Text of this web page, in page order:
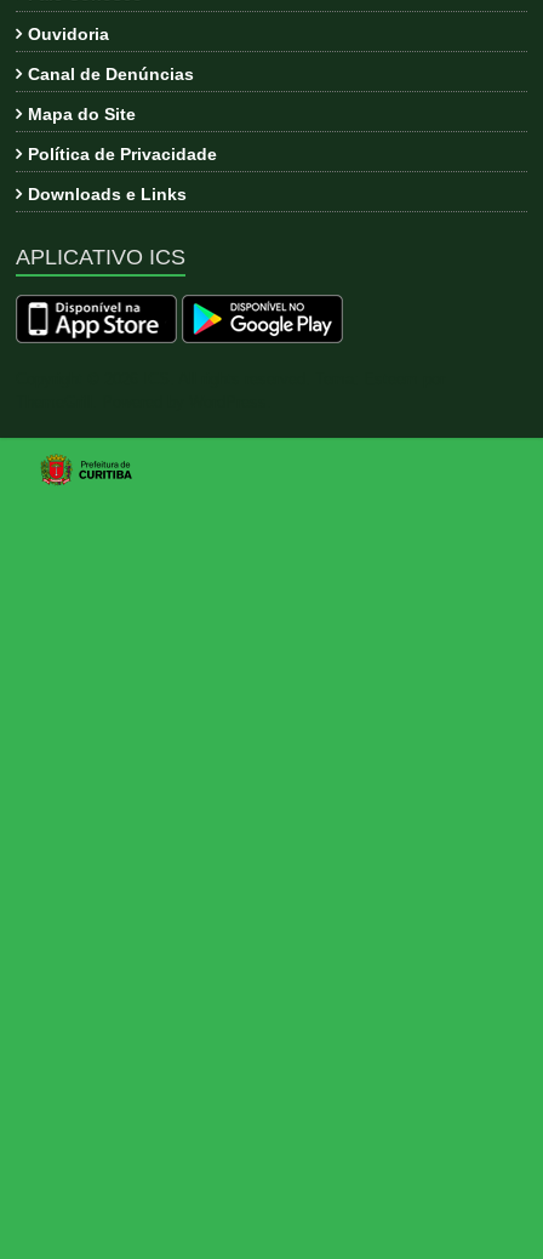
Ouvidoria
Canal de Denúncias
Mapa do Site
Política de Privacidade
Downloads e Links
APLICATIVO ICS